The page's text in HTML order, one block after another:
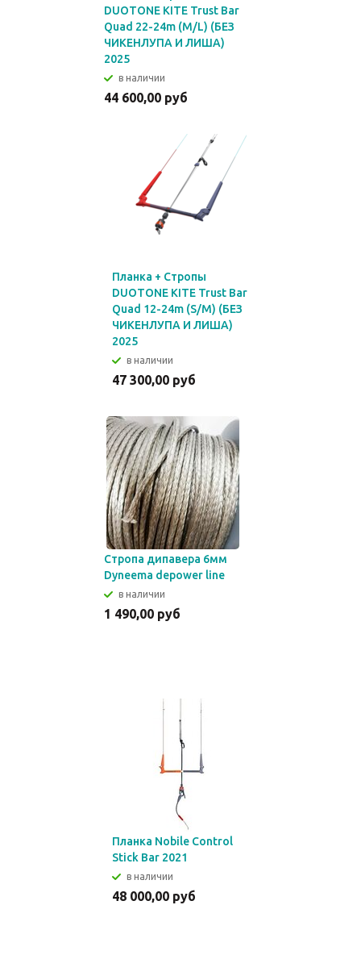
DUOTONE KITE Trust Bar
Quad 22-24m (M/L) (БЕЗ
ЧИКЕНЛУПА И ЛИША)
2025
в наличии
44 600,00 руб
Планка + Стропы
DUOTONE KITE Trust Bar
Quad 12-24m (S/M) (БЕЗ
ЧИКЕНЛУПА И ЛИША)
2025
в наличии
47 300,00 руб
Стропа дипавера 6мм
Dynееmа depower line
в наличии
1 490,00 руб
Планка Nobile Control
Stick Bar 2021
в наличии
48 000,00 руб